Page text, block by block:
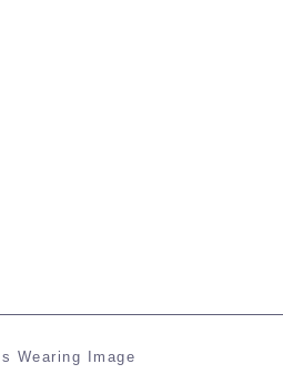
インナーパンツ付きスカート
Wearing Image